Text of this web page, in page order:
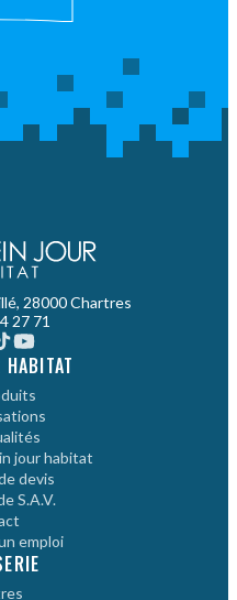
28000 Chartres
27 71
jour habitat
devis
S.A.V.
emploi